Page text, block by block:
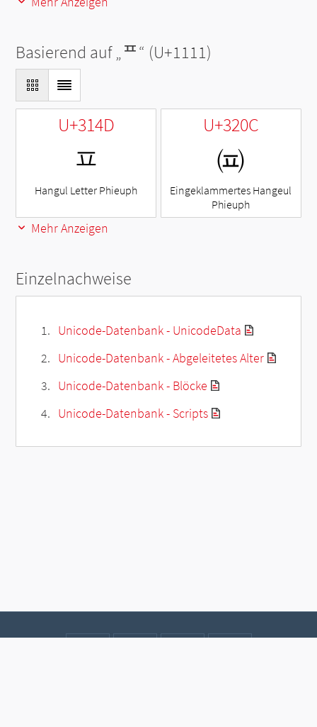
Basierend auf „ᄑ“ (U+1111)
U+314D
ㅍ
Hangul Letter Phieuph
U+320C
㈌
Eingeklammertes Hangeul
Phieuph
Mehr Anzeigen
Einzelnachweise
Unicode-Datenbank - UnicodeData
Unicode-Datenbank - Abgeleitetes Alter
Unicode-Datenbank - Blöcke
Unicode-Datenbank - Scripts